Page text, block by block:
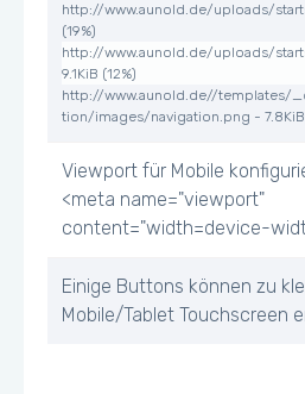
http://www.aunold.de/uploads/
(19%)
http://www.aunold.de/uploads/
9.1KiB (12%)
http://www.aunold.de//templates/
tion/images/navigation.png - 7.8KiB
Viewport für Mobile
<meta name="viewport"
content="width=device-
Einige Buttons können zu
Mobile/Tablet Touchscreen